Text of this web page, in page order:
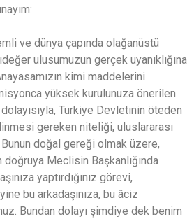
ve dünya çapında olağanüstü
ulusumuzun gerçek uyanıklığına
kimi maddelerini
yüksek kurulunuza önerilen
dolayısıyla, Türkiye Devletinin öteden
gereken niteliği, uluslararası
Bunun doğal gereği olmak üzere,
Meclisin Başkanlığında
yaptırdığınız görevi,
bu arkadaşınıza, bu âciz
Bundan dolayı şimdiye dek benim